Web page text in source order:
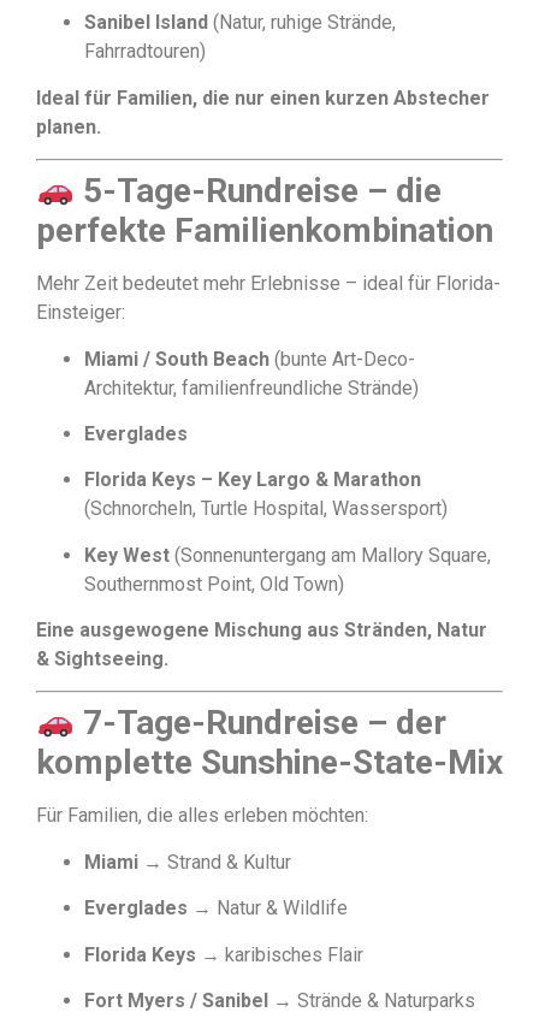
Sanibel Island (Natur, ruhige Strände,
Fahrradtouren)
Ideal für Familien, die nur einen kurzen Abstecher
planen.
5-Tage-Rundreise – die
perfekte Familienkombination
Mehr Zeit bedeutet mehr Erlebnisse – ideal für Florida-
Einsteiger:
Miami / South Beach (bunte Art-Deco-
Architektur, familienfreundliche Strände)
Everglades
Florida Keys – Key Largo & Marathon
(Schnorcheln, Turtle Hospital, Wassersport)
Key West (Sonnenuntergang am Mallory Square,
Southernmost Point, Old Town)
Eine ausgewogene Mischung aus Stränden, Natur
& Sightseeing.
7-Tage-Rundreise – der
komplette Sunshine-State-Mix
Für Familien, die alles erleben möchten:
Miami → Strand & Kultur
Everglades → Natur & Wildlife
Florida Keys → karibisches Flair
Fort Myers / Sanibel → Strände & Naturparks